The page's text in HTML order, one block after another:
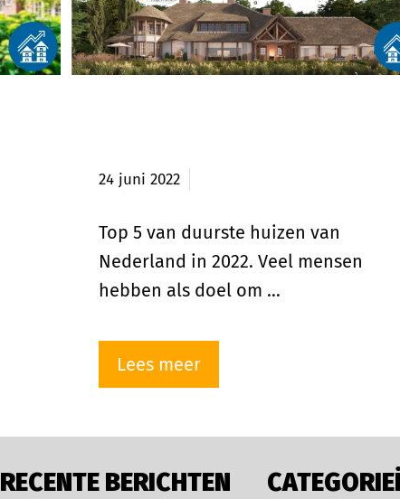
24 juni 2022
Top 5 van duurste huizen van
Nederland in 2022. Veel mensen
hebben als doel om …
Lees meer
RECENTE BERICHTEN